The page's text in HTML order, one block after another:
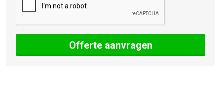
Offerte aanvragen